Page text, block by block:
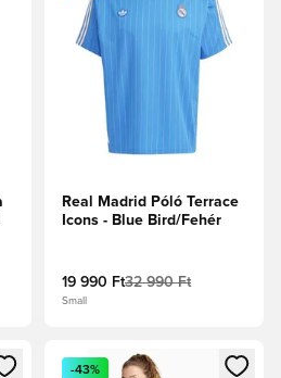
Real Madrid Póló Terrace
Icons - Blue Bird/Fehér
19 990 Ft32 990 Ft
Small
vagy a tagként
Megnyit egy modált a
-43%